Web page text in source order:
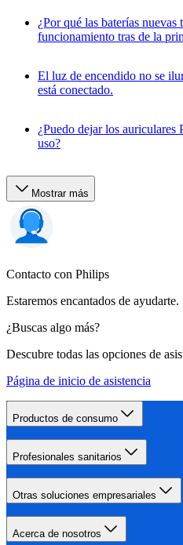
¿Por qué las baterías
funcionamiento tras de la
El luz de encendido no se
está conectado.
¿Puedo dejar los auriculares
uso?
Mostrar más
Contacto con Philips
Estaremos encantados de ayudarte.
¿Buscas algo más?
Descubre todas las opciones de
Página de inicio de asistencia
Productos de consumo
Profesionales sanitarios
Otras soluciones empresariales
Acerca de nosotros